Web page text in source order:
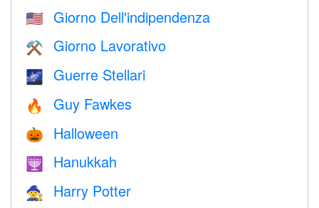
🇺🇸 Giorno Dell'indipendenza
⚒️ Giorno Lavorativo
🌌 Guerre Stellari
🔥 Guy Fawkes
🎃 Halloween
🕎 Hanukkah
🧙 Harry Potter